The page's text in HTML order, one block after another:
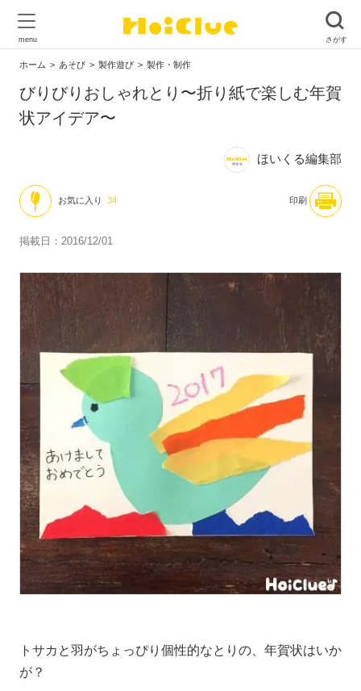
ホーム あそび 製作遊び 製作・制作
びりびりおしゃれとり〜折り紙で楽しむ年賀
状アイデア〜
ほいくる編集部
お気に入り 34 印刷
掲載日：2016/12/01
トサカと羽がちょっぴり個性的なとりの、年賀状はいか
が？